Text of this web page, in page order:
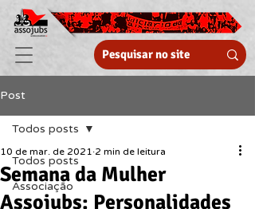
Post
Todos posts
Associação
Todos posts
Semana da Mulher
Assojubs: Personalidades
10 de mar. de 2021 2 min de leitura